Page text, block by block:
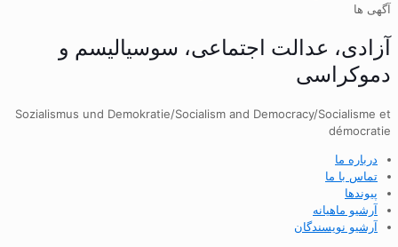
آگهی ها
آزادی، عدالت اجتماعی، سوسیالیسم و
دموکراسی
Sozialismus und Demokratie/Socialism and Democracy/Socialisme et
démocratie
درباره ما
تماس با ما
پیوندها
آرشیو ماهیانه
آرشیو نویسندگان